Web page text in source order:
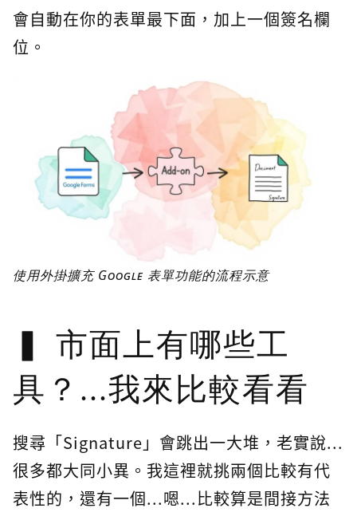
會自動在你的表單最下面，加上一個簽名欄
位。
使用外掛擴充 Google 表單功能的流程示意
市面上有哪些工
具？...我來比較看看
搜尋「Signature」會跳出一大堆，老實說...
很多都大同小異。我這裡就挑兩個比較有代
表性的，還有一個...嗯...比較算是間接方法